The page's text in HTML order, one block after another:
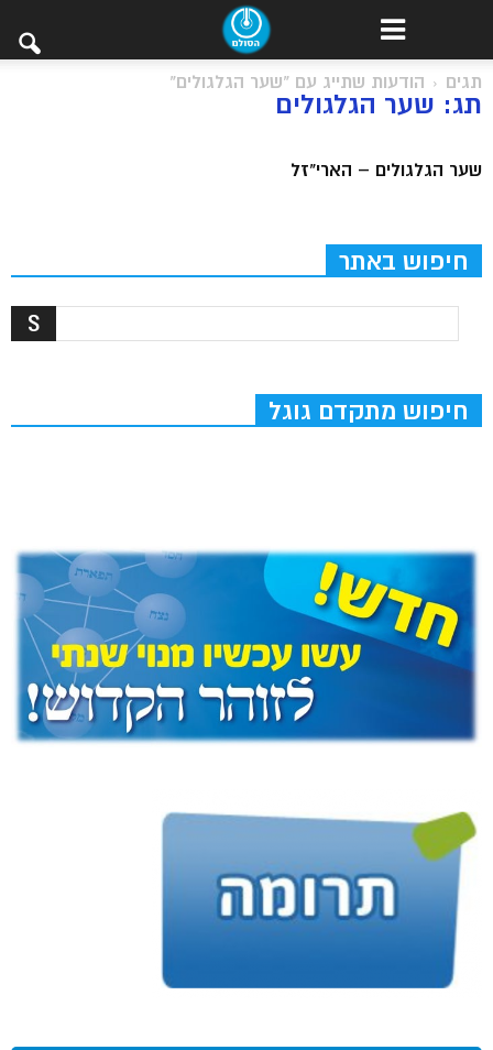
תגים הודעות שתייג עם "שער הגלגולים"
תג: שער הגלגולים
שער הגלגולים – הארי"זל
חיפוש באתר
חיפוש מתקדם גוגל